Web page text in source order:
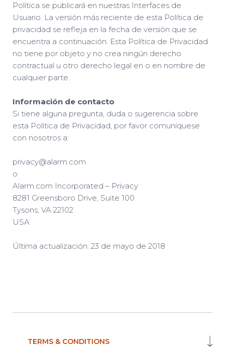
Política se publicará en nuestras Interfaces de
Usuario. La versión más reciente de esta Política de
privacidad se refleja en la fecha de versión que se
encuentra a continuación. Esta Política de Privacidad
no tiene por objeto y no crea ningún derecho
contractual u otro derecho legal en o en nombre de
cualquier parte.
Información de contacto
Si tiene alguna pregunta, duda o sugerencia sobre
esta Política de Privacidad, por favor comuníquese
con nosotros a:
privacy@alarm.com
o
Alarm.com Incorporated – Privacy
8281 Greensboro Drive, Suite 100
Tysons, VA 22102
USA
Última actualización: 23 de mayo de 2018
TERMS & CONDITIONS